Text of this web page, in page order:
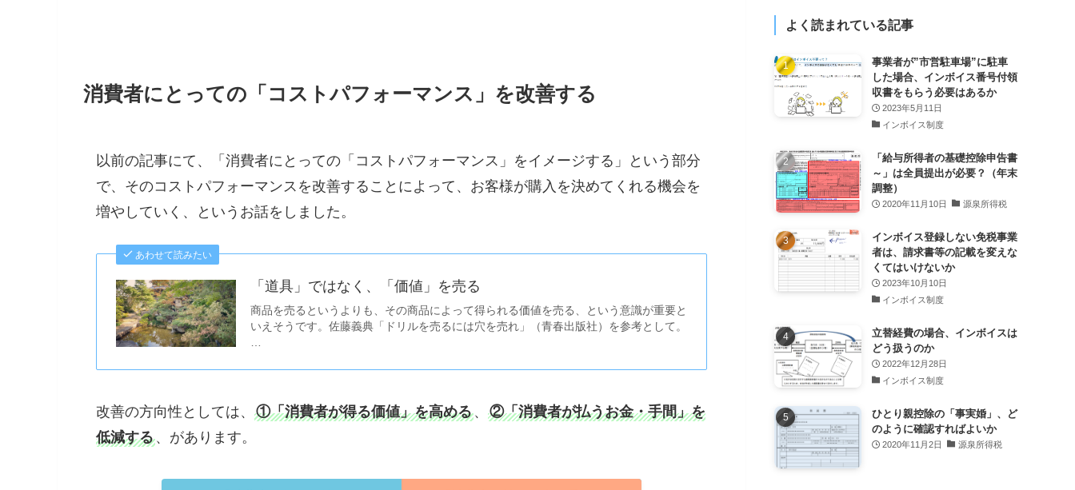
消費者にとっての「コストパフォーマンス」を改善する
以前の記事にて、「消費者にとっての「コストパフォーマンス」をイメージする」という部分
で、そのコストパフォーマンスを改善することによって、お客様が購入を決めてくれる機会を
増やしていく、というお話をしました。
あわせて読みたい
「道具」ではなく、「価値」を売る
商品を売るというよりも、その商品によって得られる価値を売る、という意識が重要と
いえそうです。佐藤義典「ドリルを売るには穴を売れ」（青春出版社）を参考として。
…
改善の方向性としては、 ①「消費者が得る価値」を高める 、 ②「消費者が払うお金・手間」を
低減する 、があります。
よく読まれている記事
事業者が”市営駐車場”に駐車
した場合、インボイス番号付領
収書をもらう必要はあるか
2023年5月11日
インボイス制度
「給与所得者の基礎控除申告書
～」は全員提出が必要？（年末
調整）
2020年11月10日 源泉所得税
インボイス登録しない免税事業
者は、請求書等の記載を変えな
くてはいけないか
2023年10月10日
インボイス制度
立替経費の場合、インボイスは
どう扱うのか
2022年12月28日
インボイス制度
ひとり親控除の「事実婚」、ど
のように確認すればよいか
2020年11月2日 源泉所得税